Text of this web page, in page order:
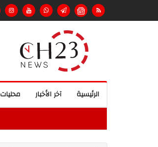
محليات آخر الأخبار الرئيسية